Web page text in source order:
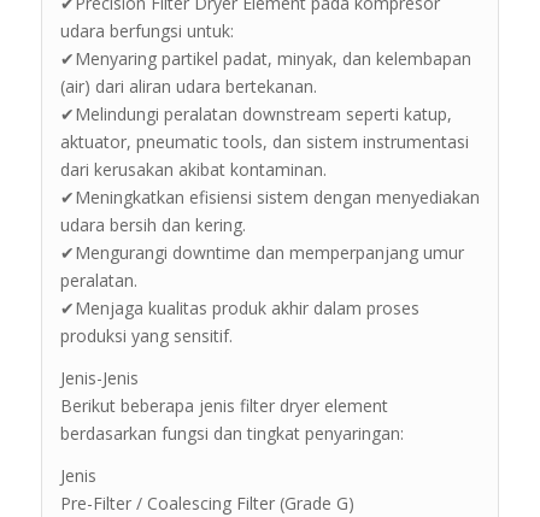
udara berfungsi untuk:
✔Menyaring partikel padat, minyak, dan kelembapan
(air) dari aliran udara bertekanan.
✔Melindungi peralatan downstream seperti katup,
aktuator, pneumatic tools, dan sistem instrumentasi
dari kerusakan akibat kontaminan.
✔Meningkatkan efisiensi sistem dengan menyediakan
udara bersih dan kering.
✔Mengurangi downtime dan memperpanjang umur
peralatan.
✔Menjaga kualitas produk akhir dalam proses
produksi yang sensitif.
Jenis-Jenis
Berikut beberapa jenis filter dryer element
berdasarkan fungsi dan tingkat penyaringan:
Jenis
Pre-Filter / Coalescing Filter (Grade G)